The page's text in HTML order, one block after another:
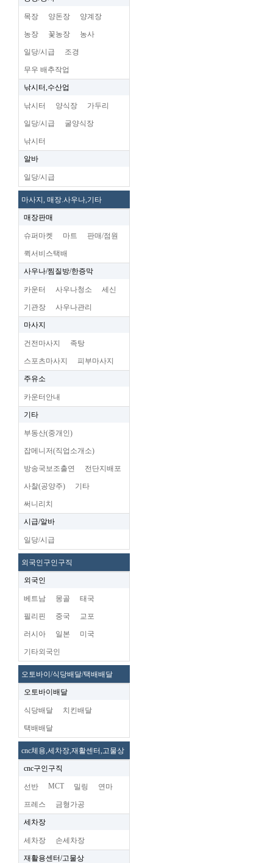
목장 양돈장 양계장
농장 꽃농장 농사
일당/시급 조경
무우 배추작업
낚시터,수산업
낚시터 양식장 가두리
일당/시급 굴양식장
낚시터
알바
일당/시급
마사지, 매장.사우나,기타
매장판매
슈퍼마켓 마트 판매/점원
퀵서비스택배
사우나/찜질방/한증막
카운터 사우나청소 세신
기관장 사우나관리
마사지
건전마사지 족탕
스포츠마사지 피부마사지
주유소
카운터안내
기타
부동산(중개인)
잡메니저(직업소개소)
방송국보조출연 전단지배포
사찰(공양주) 기타
써니리치
시급/알바
일당/시급
외국인구인구직
외국인
베트남 몽골 태국
필리핀 중국 교포
러시아 일본 미국
기타외국인
오토바이/식당배달/택배배달
오토바이배달
식당배달 치킨배달
택배배달
cnc체용,세차장,재활센터,고물상
cnc구인구직
선반 MCT 밀링 연마
프레스 금형가공
세차장
세차장 손세차장
재활용센터/고물상